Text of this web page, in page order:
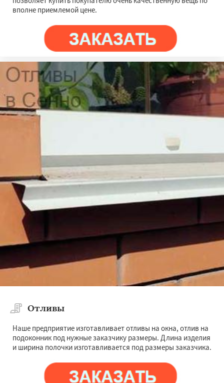
вполне приемлемой цене.
Отливы
Наше предприятие изготавливает отливы на окна, отлив на
подоконник под нужные заказчику размеры. Длина изделия
и ширина полочки изготавливается под размеры заказчика.